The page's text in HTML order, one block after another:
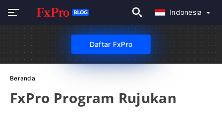
Indonesia
Daftar FxPro
Beranda
FxPro Program Rujukan